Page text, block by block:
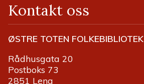
Kontakt oss
ØSTRE TOTEN FOLKEBIBLIOTEK
Rådhusgata 20
Postboks 73
2851 Lena